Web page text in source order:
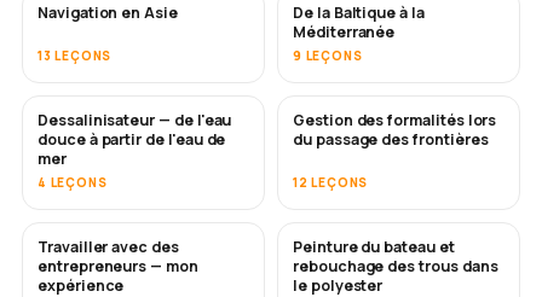
BIENTÔT
Navigation en Asie
13 LEÇONS
BIENTÔT
De la Baltique à la
Méditerranée
9 LEÇONS
BIENTÔT
Dessalinisateur — de l'eau
douce à partir de l'eau de
mer
4 LEÇONS
Gestion des formalités lors
du passage des frontières
12 LEÇONS
BIENTÔT
Travailler avec des
entrepreneurs — mon
expérience
BIENTÔT
Peinture du bateau et
rebouchage des trous dans
le polyester